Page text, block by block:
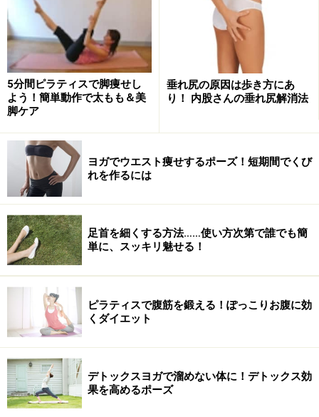
の抵抗を受けるといわれています。
また水は、空気の20倍以上熱を伝える性質をもってお
り、水に入っているだけで陸上よりも多くのエネルギー
を放出します。それが、水中での運動はカロリー消費が
大きいと言われているゆえんです。ただし、水に浸かっ
水中運動の効果を活用して、効率よく脂肪燃焼するには
方法があります。
まずは基本をマスター！ 「水中運動」の効
果
「水中運動」の効果
素運動、水圧、体温調節機能の向上、運動強度のアッ
プ、身体負担の軽減など、さまざまな効果が期待できま
5分間ピラティスで脚痩せし
よう！簡単動作で太もも＆美
脚ケア
垂れ尻の原因は歩き方にあ
り！ 内股さんの垂れ尻解消法
ヨガでウエスト痩せするポーズ！短期間でくび
れを作るには
足首を細くする方法……使い方次第で誰でも簡
単に、スッキリ魅せる！
ピラティスで腹筋を鍛える！ぽっこりお腹に効
くダイエット
デトックスヨガで溜めない体に！デトックス効
果を高めるポーズ